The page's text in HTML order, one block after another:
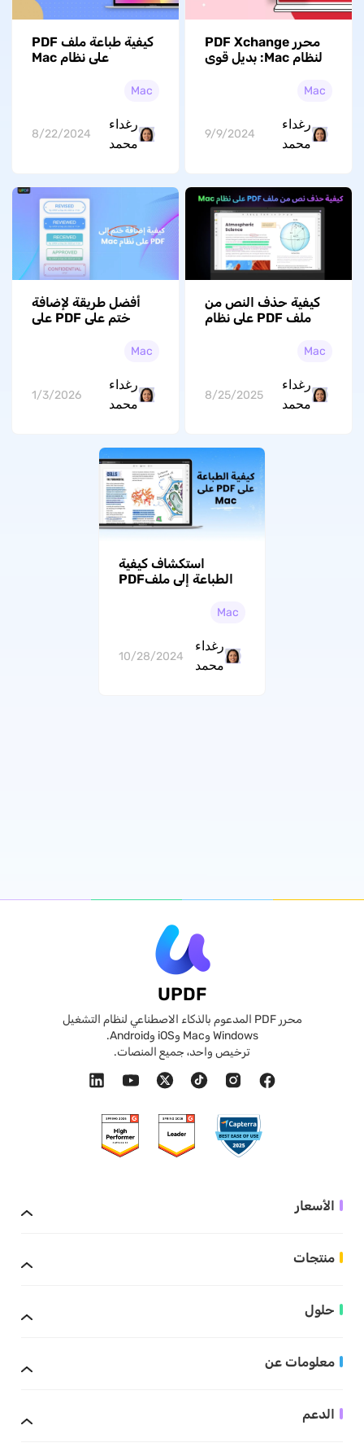
محرر PDF Xchange
لنظام Mac: بديل قوي
Mac
رغداء
محمد
9/9/2024
كيفية طباعة ملف PDF
على نظام Mac
Mac
رغداء
محمد
8/22/2024
كيفية حذف النص من
ملف PDF على نظام
Mac
رغداء
محمد
8/25/2025
أفضل طريقة لإضافة
ختم على PDF على
Mac
رغداء
محمد
1/3/2026
استكشاف كيفية
الطباعة إلى ملفPDF
Mac
رغداء
محمد
10/28/2024
UPDF
محرر PDF المدعوم بالذكاء الاصطناعي لنظام التشغيل
Windows وMac وiOS وAndroid.
ترخيص واحد، جميع المنصات.
الأسعار
منتجات
حلول
معلومات عن
الدعم